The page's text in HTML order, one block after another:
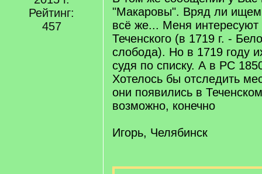
Рейтинг:
457
"Макаровы". Вряд ли ищем
всё же... Меня
Теченского (в 1719 г. -
слобода). Но в 1719 году
судя по списку. А в РС
Хотелось бы отследить
они появились в
возможно, конечно
Игорь, Челябинск